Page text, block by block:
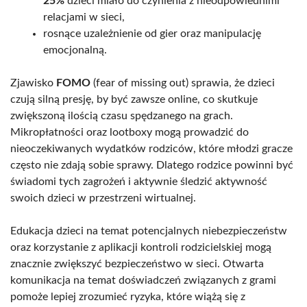
relacjami w sieci,
rosnące uzależnienie od gier oraz manipulację
emocjonalną.
Zjawisko FOMO (fear of missing out) sprawia, że dzieci
czują silną presję, by być zawsze online, co skutkuje
zwiększoną ilością czasu spędzanego na grach.
Mikropłatności oraz lootboxy mogą prowadzić do
nieoczekiwanych wydatków rodziców, które młodzi gracze
często nie zdają sobie sprawy. Dlatego rodzice powinni być
świadomi tych zagrożeń i aktywnie śledzić aktywność
swoich dzieci w przestrzeni wirtualnej.
Edukacja dzieci na temat potencjalnych niebezpieczeństw
oraz korzystanie z aplikacji kontroli rodzicielskiej mogą
znacznie zwiększyć bezpieczeństwo w sieci. Otwarta
komunikacja na temat doświadczeń związanych z grami
pomoże lepiej zrozumieć ryzyka, które wiążą się z